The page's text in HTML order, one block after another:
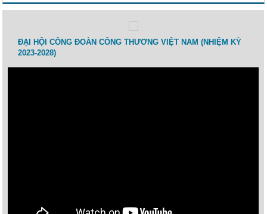
ĐẠI HỘI CÔNG ĐOÀN CÔNG THƯƠNG VIỆT NAM (NHIỆM KỲ
2023-2028)